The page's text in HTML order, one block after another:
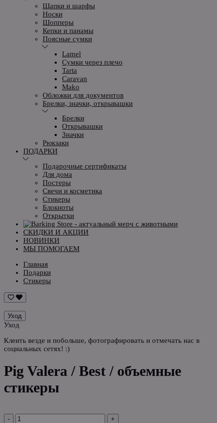
Шапки и шарфы
Носки
Шопперы
Кепки и панамы
Поясные сумки
Lamel
Сумки через плечо
Tarta
Caravan
Mako
Обложки для документов
Брелки, значки, открывашки
Брелки
Открывашки
Значки
Рюкзаки
ПОДАРКИ
Подарочные сертификаты
Для дома
Постеры
Свечи и косметика
Стикеры
Блокноты
Открытки
СКИДКИ И АКЦИИ
НОВИНКИ
МЫ ПОМОГАЕМ
Главная
Подарки
Стикеры
Уход
Уход
Клеить везде и побольше, фотографировать и отмечать нас в
социальных сетях! :)
Pig Valera / Best / объемные
стикеры
-
+